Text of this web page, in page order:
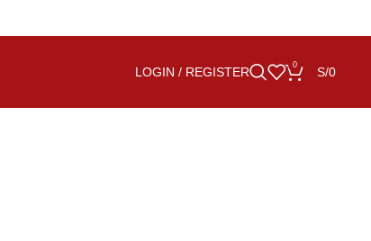
LOGIN / REGISTER 0 S/0